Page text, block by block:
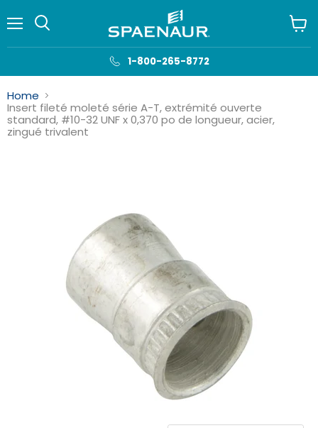
1-800-265-8772
le
Home
Insert fileté moleté série A-T, extrémité ouverte
standard, #10-32 UNF x 0,370 po de longueur, acier,
zingué trivalent